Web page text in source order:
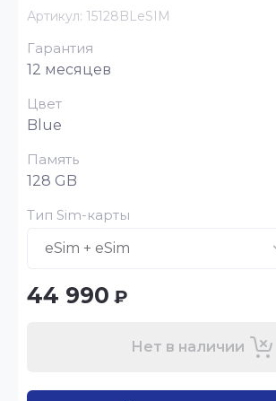
Артикул: 15128BLeSIM
Гарантия
12 месяцев
Цвет
Blue
Память
128 GB
Тип Sim-карты
44 990 ₽
Нет в наличии